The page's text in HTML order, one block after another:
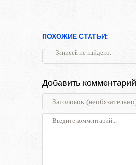
ПОХОЖИЕ СТАТЬИ:
Записей не найдено.
Добавить комментарий